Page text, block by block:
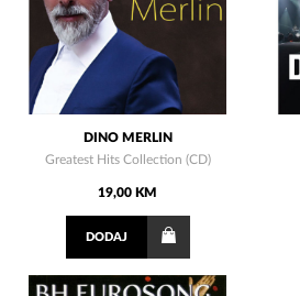
DINO MERLIN
Greatest Hits Collection (CD)
19,00 KM
DODAJ